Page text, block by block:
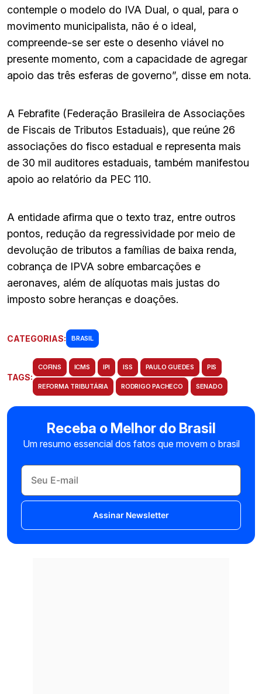
contemple o modelo do IVA Dual, o qual, para o
movimento municipalista, não é o ideal,
compreende-se ser este o desenho viável no
presente momento, com a capacidade de agregar
apoio das três esferas de governo”, disse em nota.
A Febrafite (Federação Brasileira de Associações
de Fiscais de Tributos Estaduais), que reúne 26
associações do fisco estadual e representa mais
de 30 mil auditores estaduais, também manifestou
apoio ao relatório da PEC 110.
A entidade afirma que o texto traz, entre outros
pontos, redução da regressividade por meio de
devolução de tributos a famílias de baixa renda,
cobrança de IPVA sobre embarcações e
aeronaves, além de alíquotas mais justas do
imposto sobre heranças e doações.
CATEGORIAS: BRASIL
TAGS:
COFINS ICMS IPI ISS PAULO GUEDES PIS
REFORMA TRIBUTÁRIA RODRIGO PACHECO SENADO
Receba o Melhor do Brasil
Um resumo essencial dos fatos que movem o brasil
Assinar Newsletter